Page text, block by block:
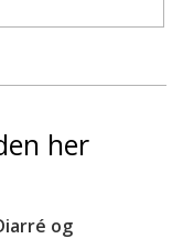
her
og